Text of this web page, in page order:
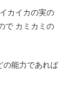
カイカの実の
で カミカミの
の能力であれば